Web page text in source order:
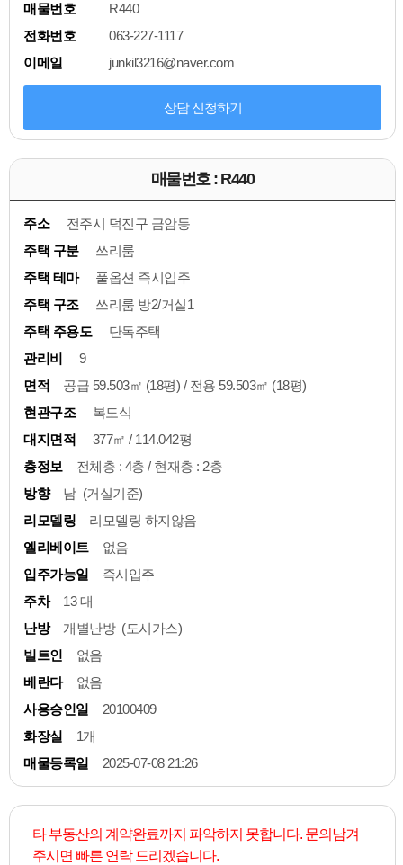
매물번호
R440
전화번호
063-227-1117
이메일
junkil3216@naver.com
상담 신청하기
매물번호 : R440
주소
전주시 덕진구 금암동
주택 구분
쓰리룸
주택 테마
풀옵션 즉시입주
주택 구조
쓰리룸 방2/거실1
주택 주용도
단독주택
관리비
9
면적
공급 59.503㎡ (18평) / 전용 59.503㎡ (18평)
현관구조
복도식
대지면적
377㎡ / 114.042평
층정보
전체층 : 4층 / 현재층 : 2층
방향
남 (거실기준)
리모델링
리모델링 하지않음
엘리베이트
없음
입주가능일
즉시입주
주차
13 대
난방
개별난방 (도시가스)
빌트인
없음
베란다
없음
사용승인일
20100409
화장실
1개
매물등록일
2025-07-08 21:26
타 부동산의 계약완료까지 파악하지 못합니다. 문의남겨
주시면 빠른 연락 드리겠습니다.